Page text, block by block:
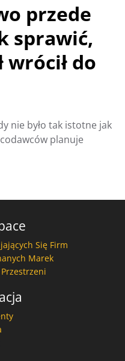
przede
sprawić,
wrócił do
nie było tak istotne jak
planuje
Się Firm
Marek